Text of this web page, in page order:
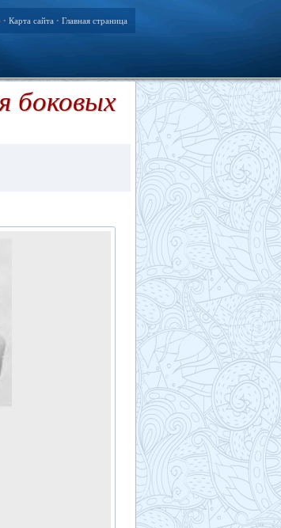
• Карта сайта • Главная страница
боковых